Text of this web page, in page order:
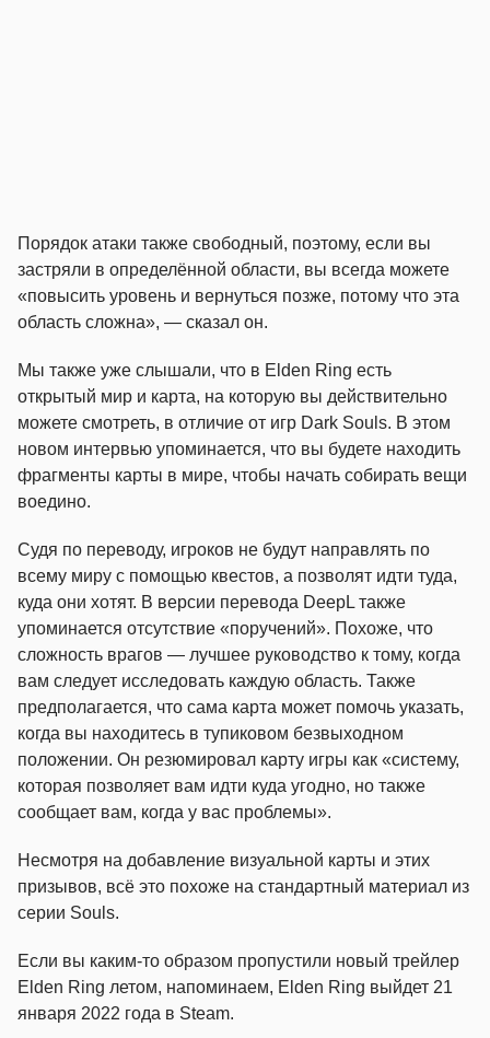
Порядок атаки также свободный, поэтому, если вы
застряли в определённой области, вы всегда можете
«повысить уровень и вернуться позже, потому что эта
область сложна», — сказал он.
Мы также уже слышали, что в Elden Ring есть
открытый мир и карта, на которую вы действительно
можете смотреть, в отличие от игр Dark Souls. В этом
новом интервью упоминается, что вы будете находить
фрагменты карты в мире, чтобы начать собирать вещи
воедино.
Судя по переводу, игроков не будут направлять по
всему миру с помощью квестов, а позволят идти туда,
куда они хотят. В версии перевода DeepL также
упоминается отсутствие «поручений». Похоже, что
сложность врагов — лучшее руководство к тому, когда
вам следует исследовать каждую область. Также
предполагается, что сама карта может помочь указать,
когда вы находитесь в тупиковом безвыходном
положении. Он резюмировал карту игры как «систему,
которая позволяет вам идти куда угодно, но также
сообщает вам, когда у вас проблемы».
Несмотря на добавление визуальной карты и этих
призывов, всё это похоже на стандартный материал из
серии Souls.
Если вы каким-то образом пропустили новый трейлер
Elden Ring летом, напоминаем, Elden Ring выйдет 21
января 2022 года в Steam.